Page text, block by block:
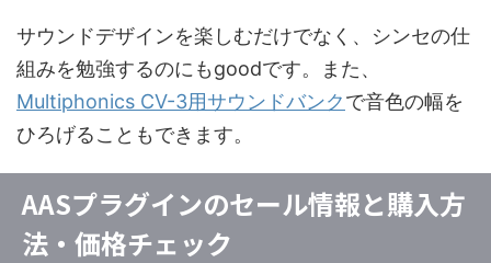
サウンドデザインを楽しむだけでなく、シンセの仕
組みを勉強するのにもgoodです。また、
Multiphonics CV-3用サウンドバンクで音色の幅を
ひろげることもできます。
AASプラグインのセール情報と購入方
法・価格チェック